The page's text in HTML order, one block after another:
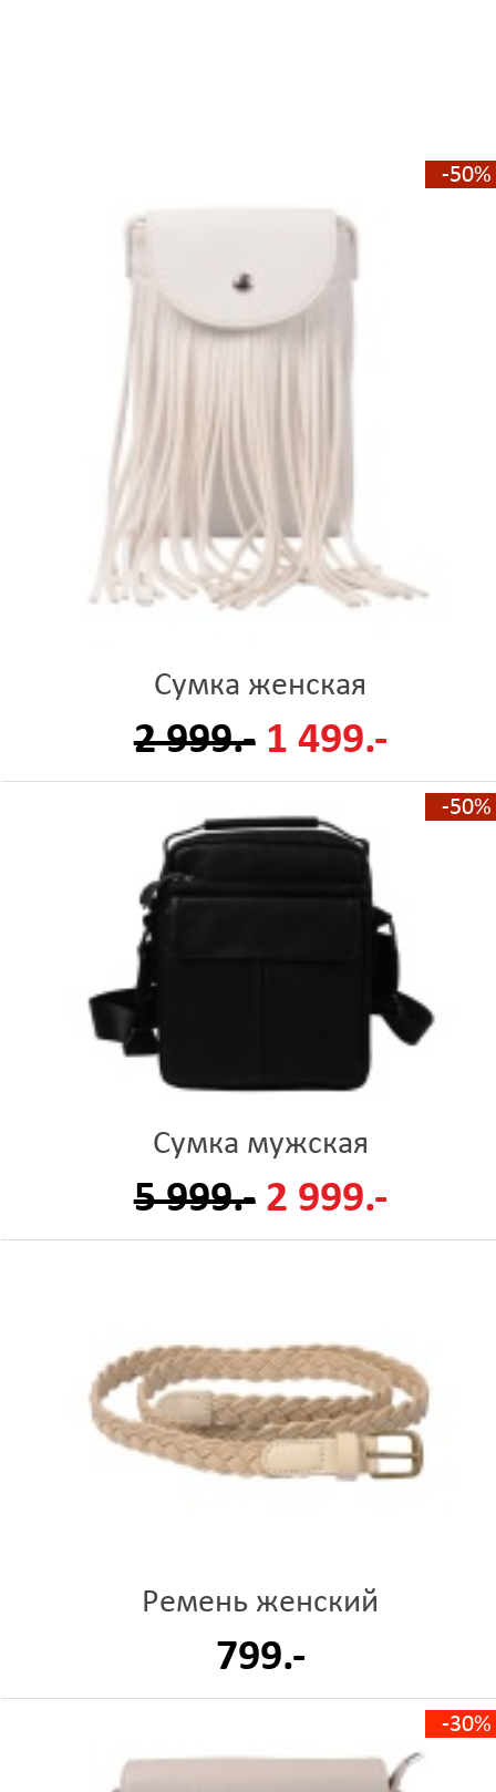
-50%
Сумка женская
2 999.- 1 499.-
-50%
Сумка мужская
5 999.- 2 999.-
Ремень женский
799.-
-30%